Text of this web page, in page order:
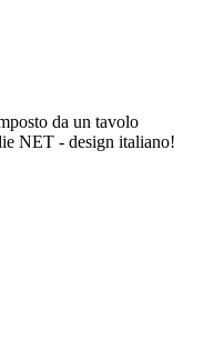
da un tavolo
NET - design italiano!